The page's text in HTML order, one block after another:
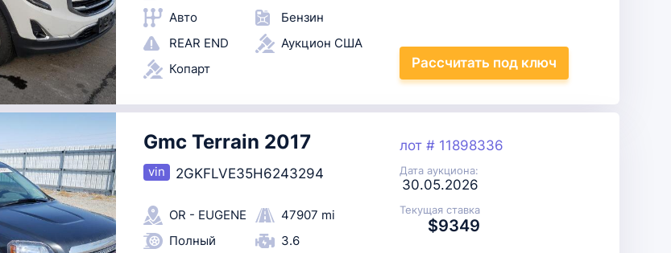
Авто
Бензин
REAR END
Аукцион США
Копарт
Рассчитать под ключ
Gmc Terrain 2017
2GKFLVE35H6243294
OR - EUGENE
47907 mi
Полный
3.6
лот # 11898336
Дата аукциона:
30.05.2026
Текущая ставка
$9349